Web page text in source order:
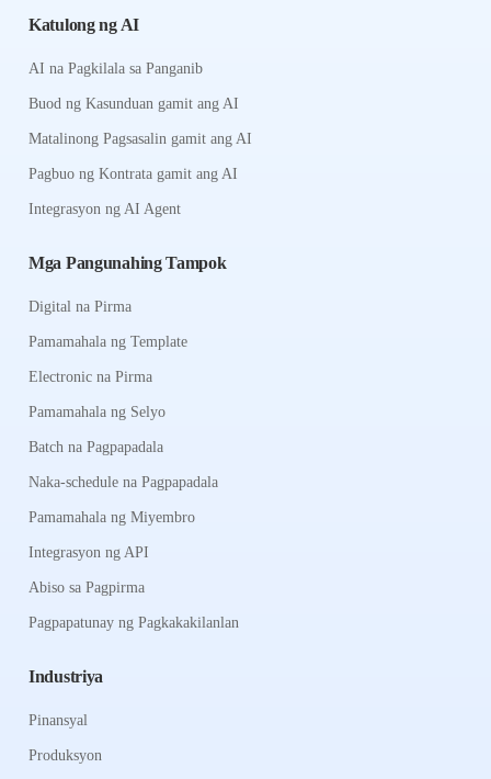
Katulong ng AI
AI na Pagkilala sa Panganib
Buod ng Kasunduan gamit ang AI
Matalinong Pagsasalin gamit ang AI
Pagbuo ng Kontrata gamit ang AI
Integrasyon ng AI Agent
Mga Pangunahing Tampok
Digital na Pirma
Pamamahala ng Template
Electronic na Pirma
Pamamahala ng Selyo
Batch na Pagpapadala
Naka-schedule na Pagpapadala
Pamamahala ng Miyembro
Integrasyon ng API
Abiso sa Pagpirma
Pagpapatunay ng Pagkakakilanlan
Industriya
Pinansyal
Produksyon